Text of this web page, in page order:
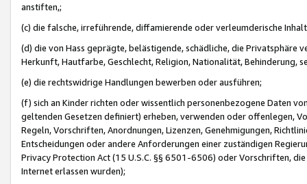
anstiften,;
(c) die falsche, irreführende, diffamierende oder verleumderische
(d) die von Hass geprägte, belästigende, schädliche, die Privatsphäre
Herkunft, Hautfarbe, Geschlecht, Religion, Nationalität, Behinderung,
(e) die rechtswidrige Handlungen bewerben oder ausführen;
(f) sich an Kinder richten oder wissentlich personenbezogene Daten
geltenden Gesetzen definiert) erheben, verwenden oder offenlegen,
Regeln, Vorschriften, Anordnungen, Lizenzen, Genehmigungen,
Entscheidungen oder andere Anforderungen einer zuständigen
Privacy Protection Act (15 U.S.C. §§ 6501-6506) oder Vorschriften,
Internet erlassen wurden);